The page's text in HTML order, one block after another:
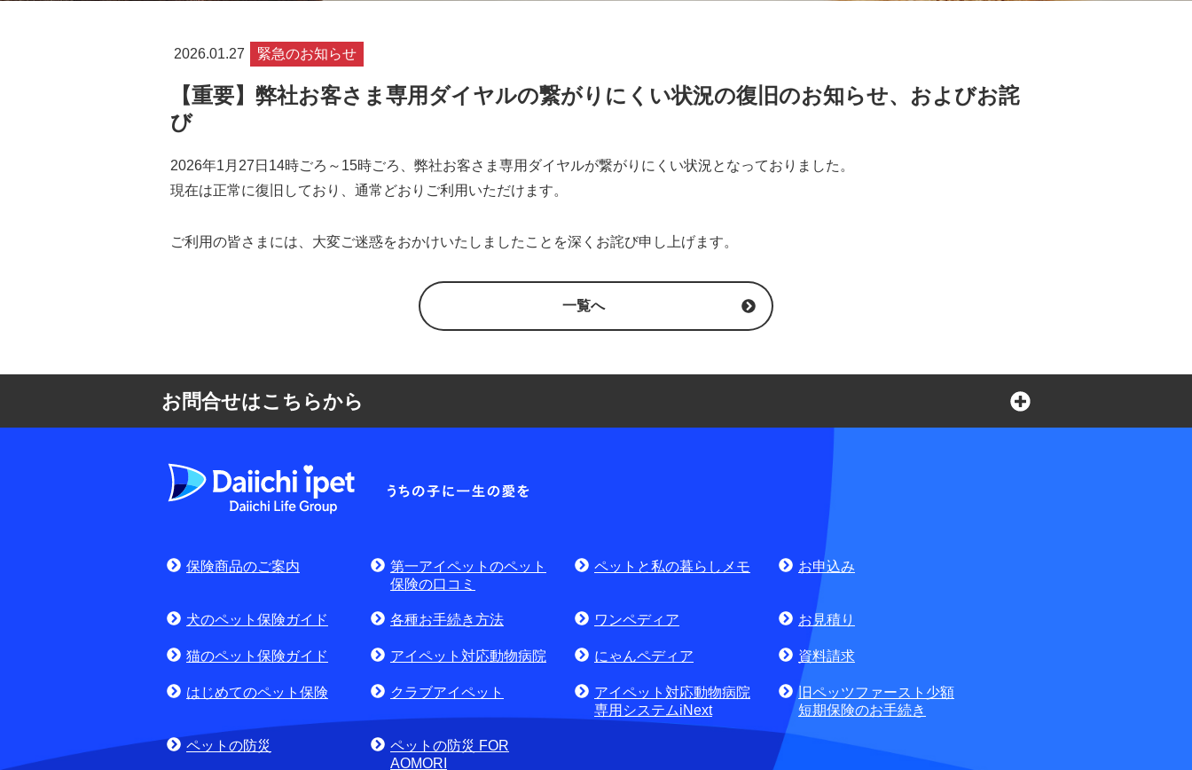
2026.01.27 緊急のお知らせ
【重要】弊社お客さま専用ダイヤルの繋がりにくい状況の復旧のお知らせ、およびお詫
び
2026年1月27日14時ごろ～15時ごろ、弊社お客さま専用ダイヤルが繋がりにくい状況となっておりました。
現在は正常に復旧しており、通常どおりご利用いただけます。
ご利用の皆さまには、大変ご迷惑をおかけいたしましたことを深くお詫び申し上げます。
一覧へ
お問合せはこちらから
よくある質問
お問合せ窓口
(商品に関するお問合せ・資料請求)
お電話でのお問合せはこちら 通話無料
第一アイペット損害保険株式会社
保険商品のご案内
第一アイペットのペット
保険の口コミ
ペットと私の暮らしメモ お申込み
犬のペット保険ガイド 各種お手続き方法 ワンペディア お見積り
猫のペット保険ガイド アイペット対応動物病院 にゃんペディア 資料請求
はじめてのペット保険 クラブアイペット
アイペット対応動物病院
専用システムiNext
旧ペッツファースト少額
短期保険のお手続き
ペットの防災
ペットの防災 FOR
AOMORI